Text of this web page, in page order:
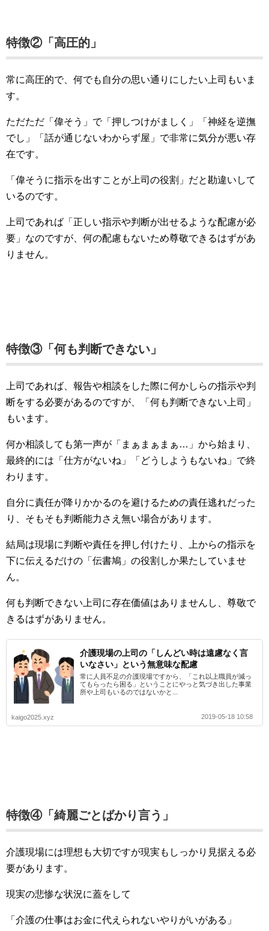
特徴②「高圧的」
常に高圧的で、何でも自分の思い通りにしたい上司もいま
す。
ただただ「偉そう」で「押しつけがましく」「神経を逆撫
でし」「話が通じないわからず屋」で非常に気分が悪い存
在です。
「偉そうに指示を出すことが上司の役割」だと勘違いして
いるのです。
上司であれば「正しい指示や判断が出せるような配慮が必
要」なのですが、何の配慮もないため尊敬できるはずがあ
りません。
特徴③「何も判断できない」
上司であれば、報告や相談をした際に何かしらの指示や判
断をする必要があるのですが、「何も判断できない上司」
もいます。
何か相談しても第一声が「まぁまぁまぁ…」から始まり、
最終的には「仕方がないね」「どうしようもないね」で終
わります。
自分に責任が降りかかるのを避けるための責任逃れだった
り、そもそも判断能力さえ無い場合があります。
結局は現場に判断や責任を押し付けたり、上からの指示を
下に伝えるだけの「伝書鳩」の役割しか果たしていませ
ん。
何も判断できない上司に存在価値はありませんし、尊敬で
きるはずがありません。
介護現場の上司の「しんどい時は遠慮なく言
いなさい」という無意味な配慮
常に人員不足の介護現場ですから、「これ以上職員が減っ
てもらったら困る」ということにやっと気づき出した事業
所や上司もいるのではないかと...
kaigo2025.xyz 2019-05-18 10:58
特徴④「綺麗ごとばかり言う」
介護現場には理想も大切ですが現実もしっかり見据える必
要があります。
現実の悲惨な状況に蓋をして
「介護の仕事はお金に代えられないやりがいがある」